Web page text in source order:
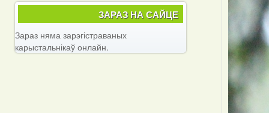
ЗАРАЗ НА САЙЦЕ
Зараз няма зарэгістраваных
карыстальнікаў онлайн.